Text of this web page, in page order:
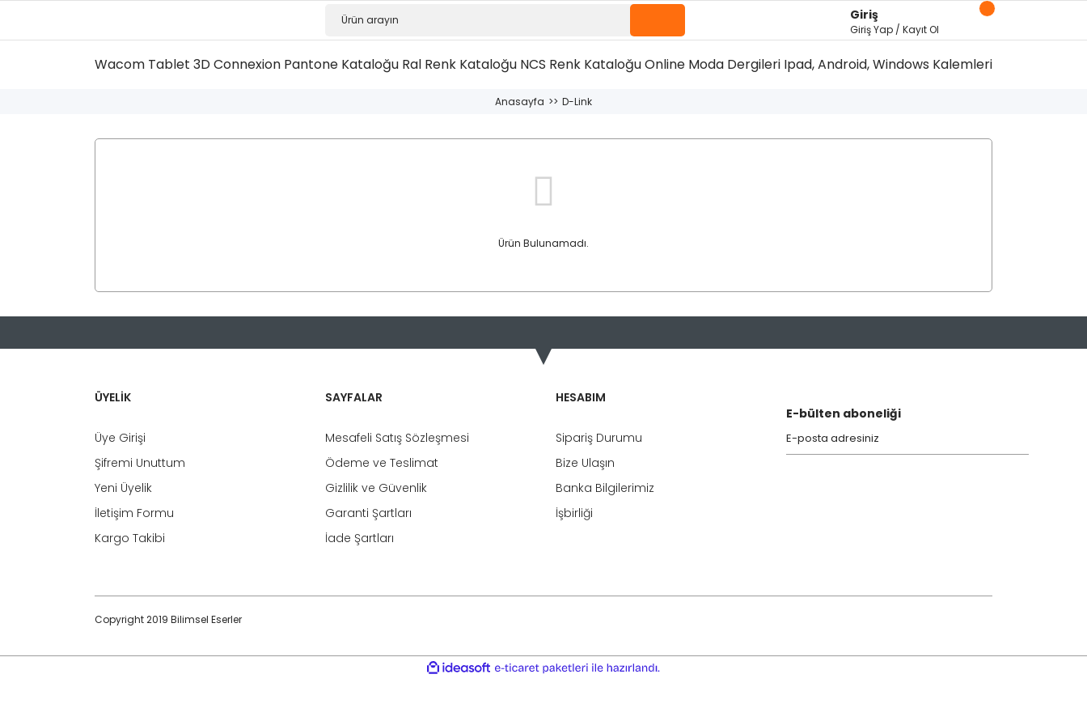
Giriş
Giriş Yap / Kayıt Ol
Wacom Tablet 3D Connexion Pantone Kataloğu Ral Renk Kataloğu NCS Renk KataloğuOnline Moda Dergileri Ipad, Android, Windows Kalemleri
Anasayfa D-Link
Ürün Bulunamadı.
ÜYELİK
Üye Girişi
Şifremi Unuttum
Yeni Üyelik
İletişim Formu
Kargo Takibi
SAYFALAR
Mesafeli Satış Sözleşmesi
Ödeme ve Teslimat
Gizlilik ve Güvenlik
Garanti Şartları
İade Şartları
HESABIM
Sipariş Durumu
Bize Ulaşın
Banka Bilgilerimiz
İşbirliği
E-bülten aboneliği
Copyright 2019 Bilimsel Eserler
ideasoft
e-